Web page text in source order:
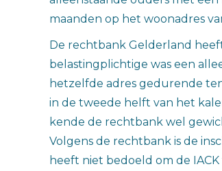
maanden op het woonadres
De rechtbank Gelderland
belastingplichtige was een
hetzelfde adres gedurende
in de tweede helft van het
kende de rechtbank wel
Volgens de rechtbank is de
heeft niet bedoeld om de